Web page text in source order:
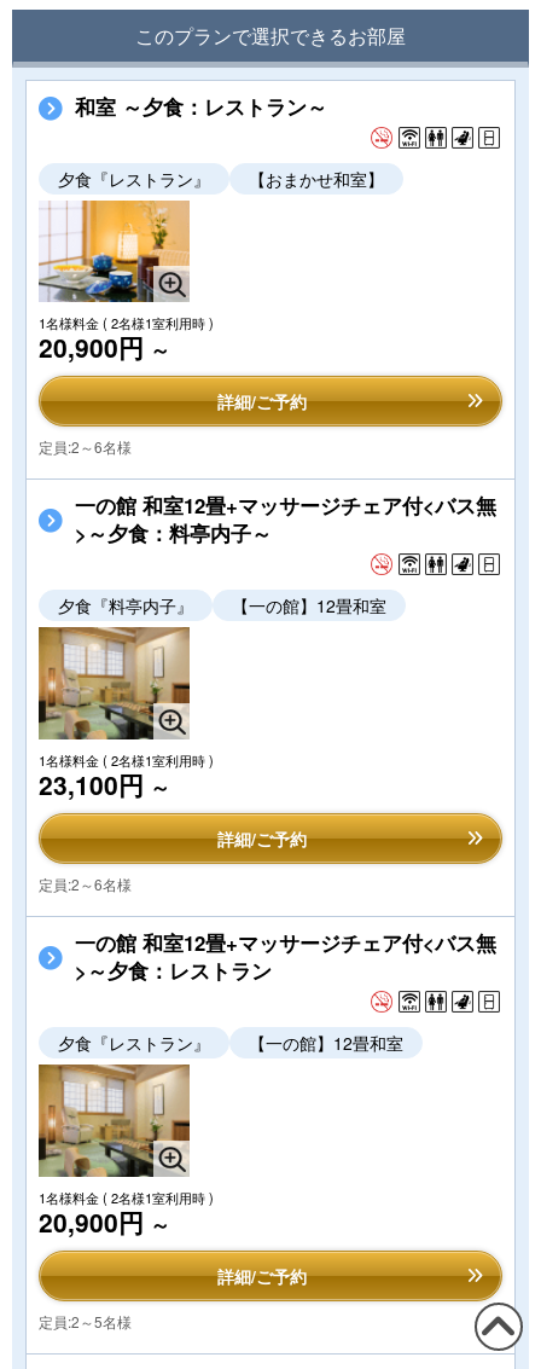
このプランで選択できるお部屋
和室 ～夕食：レストラン～
夕食『レストラン』 【おまかせ和室】
1名様料金( 2名様1室利用時 )
20,900円 ～
詳細/ご予約
定員:2～6名様
一の館 和室12畳+マッサージチェア付<バス無
>～夕食：料亭内子～
夕食『料亭内子』 【一の館】12畳和室
1名様料金( 2名様1室利用時 )
23,100円 ～
詳細/ご予約
定員:2～6名様
一の館 和室12畳+マッサージチェア付<バス無
>～夕食：レストラン
夕食『レストラン』 【一の館】12畳和室
1名様料金( 2名様1室利用時 )
20,900円 ～
詳細/ご予約
定員:2～5名様
この